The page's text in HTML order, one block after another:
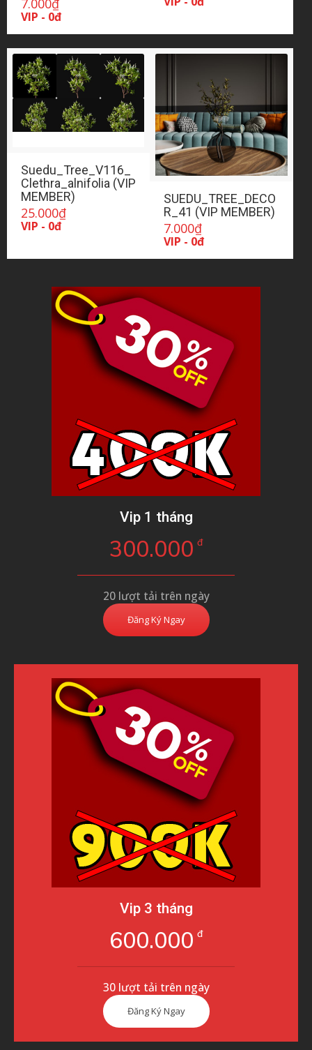
7.000₫
VIP - 0đ
Suedu_Tree_V116_
Clethra_alnifolia (VIP
MEMBER)
25.000₫
VIP - 0đ
SUEDU_TREE_DECO
R_41 (VIP MEMBER)
7.000₫
VIP - 0đ
Vip 1 tháng
300.000 đ
20 lượt tải trên ngày
Đăng Ký Ngay
Vip 3 tháng
600.000 đ
30 lượt tải trên ngày
Đăng Ký Ngay